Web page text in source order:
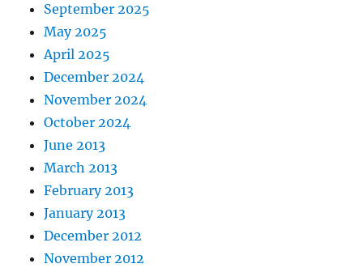
September 2025
May 2025
April 2025
December 2024
November 2024
October 2024
June 2013
March 2013
February 2013
January 2013
December 2012
November 2012